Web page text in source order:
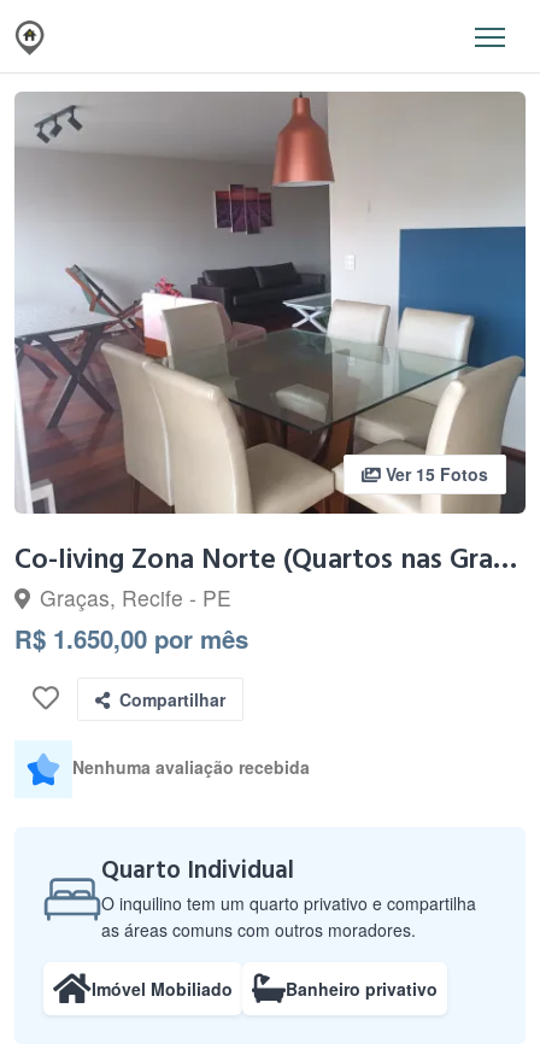
Ver 15 Fotos
Co-living Zona Norte (Quartos nas Graças)
Graças, Recife - PE
R$ 1.650,00 por mês
Compartilhar
Nenhuma avaliação recebida
Quarto Individual
O inquilino tem um quarto privativo e compartilha
as áreas comuns com outros moradores.
Imóvel Mobiliado Banheiro privativo